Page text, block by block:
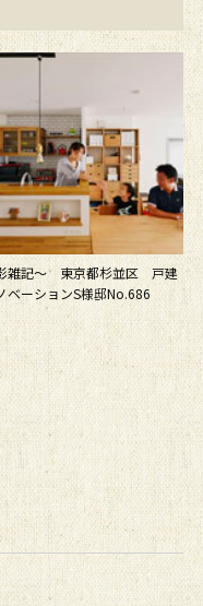
雑記～ 東京都杉並区 戸建
ベーションS様邸No.686